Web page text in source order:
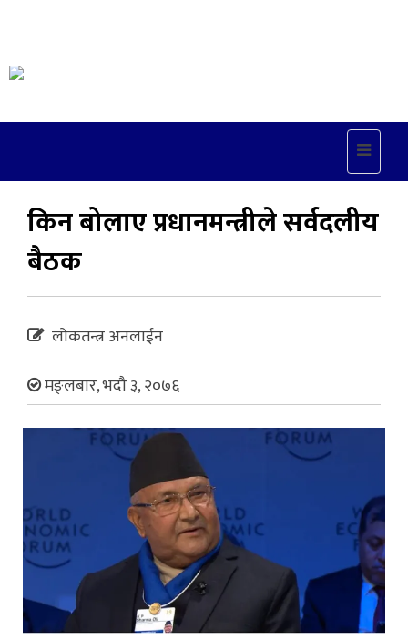
Toggle
किन बोलाए प्रधानमन्त्रीले सर्वदलीय
बैठक
लोकतन्त्र अनलाईन
मङ्लबार, भदौ ३, २०७६